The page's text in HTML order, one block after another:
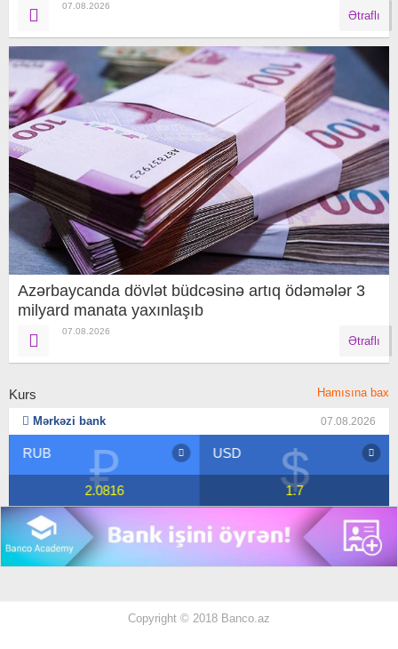
07.08.2026
Ətraflı
Azərbaycanda dövlət büdcəsinə artıq ödəmələr 3
milyard manata yaxınlaşıb
07.08.2026
Ətraflı
Kurs Hamısına bax
Mərkəzi bank 07.08.2026
₽
RUB
2.0816 $
USD
1.7
Copyright © 2018 Banco.az